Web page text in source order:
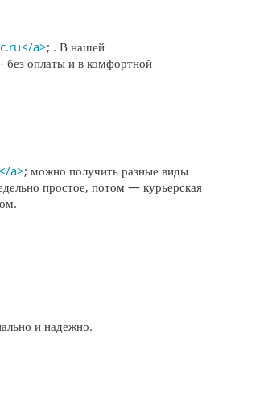
a>; . В нашей
без оплаты и в комфортной
a>; можно получить разные виды
простое, потом — курьерская
и надежно.